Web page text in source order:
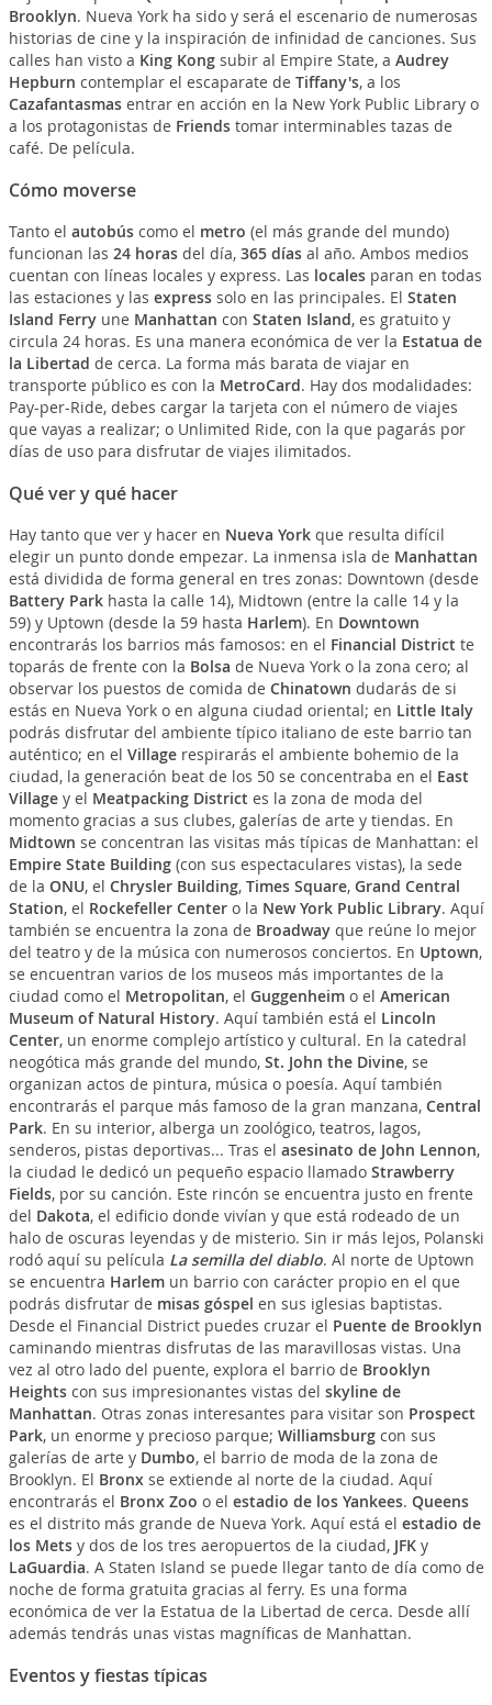
Brooklyn. Nueva York ha sido y será el escenario de numerosas
historias de cine y la inspiración de infinidad de canciones. Sus
calles han visto a King Kongsubir al Empire State, a Audrey
Hepburn contemplar el escaparate de Tiffany's, a los
Cazafantasmasentrar en acción en la New York Public Library o
a los protagonistas de Friendstomar interminables tazas de
café. De película.
Cómo moverse
Tanto el autobúscomo el metro (el más grande del mundo)
funcionan las 24 horasdel día, 365 díasal año. Ambos medios
cuentan con líneas locales y express. Las localesparan en todas
las estaciones y las expresssolo en las principales. El Staten
Island Ferryune Manhattan con Staten Island, es gratuito y
circula 24 horas. Es una manera económica de ver la Estatua de
la Libertad de cerca. La forma más barata de viajar en
transporte público es con la MetroCard. Hay dos modalidades:
Pay-per-Ride, debes cargar la tarjeta con el número de viajes
que vayas a realizar; o Unlimited Ride, con la que pagarás por
días de uso para disfrutar de viajes ilimitados.
Qué ver y qué hacer
Hay tanto que ver y hacer en Nueva Yorkque resulta difícil
elegir un punto donde empezar. La inmensa isla de Manhattan
está dividida de forma general en tres zonas: Downtown (desde
Battery Parkhasta la calle 14), Midtown (entre la calle 14 y la
59) y Uptown (desde la 59 hasta Harlem). En Downtown
encontrarás los barrios más famosos: en el Financial District te
toparás de frente con la Bolsa de Nueva York o la zona cero; al
observar los puestos de comida de Chinatown dudarás de si
estás en Nueva York o en alguna ciudad oriental; en Little Italy
podrás disfrutar del ambiente típico italiano de este barrio tan
auténtico; en el Villagerespirarás el ambiente bohemio de la
ciudad, la generación beat de los 50 se concentraba en el East
Villagey el Meatpacking District es la zona de moda del
momento gracias a sus clubes, galerías de arte y tiendas. En
Midtown se concentran las visitas más típicas de Manhattan: el
Empire State Building(con sus espectaculares vistas), la sede
de la ONU, el Chrysler Building, Times Square, Grand Central
Station, el Rockefeller Centero la New York Public Library. Aquí
también se encuentra la zona de Broadwayque reúne lo mejor
del teatro y de la música con numerosos conciertos. En Uptown,
se encuentran varios de los museos más importantes de la
ciudad como el Metropolitan, el Guggenheimo el American
Museum of Natural History. Aquí también está el Lincoln
Center, un enorme complejo artístico y cultural. En la catedral
neogótica más grande del mundo, St. John the Divine, se
organizan actos de pintura, música o poesía. Aquí también
encontrarás el parque más famoso de la gran manzana, Central
Park. En su interior, alberga un zoológico, teatros, lagos,
senderos, pistas deportivas... Tras el asesinato de John Lennon,
la ciudad le dedicó un pequeño espacio llamado Strawberry
Fields, por su canción. Este rincón se encuentra justo en frente
del Dakota, el edificio donde vivían y que está rodeado de un
halo de oscuras leyendas y de misterio. Sin ir más lejos, Polanski
rodó aquí su película La semilla del diablo. Al norte de Uptown
se encuentra Harlemun barrio con carácter propio en el que
podrás disfrutar de misas góspel en sus iglesias baptistas.
Desde el Financial District puedes cruzar el Puente de Brooklyn
caminando mientras disfrutas de las maravillosas vistas. Una
vez al otro lado del puente, explora el barrio de Brooklyn
Heightscon sus impresionantes vistas del skyline de
Manhattan. Otras zonas interesantes para visitar son Prospect
Park, un enorme y precioso parque; Williamsburgcon sus
galerías de arte y Dumbo, el barrio de moda de la zona de
Brooklyn. El Bronxse extiende al norte de la ciudad. Aquí
encontrarás el Bronx Zoo o el estadio de los Yankees. Queens
es el distrito más grande de Nueva York. Aquí está el estadio de
los Metsy dos de los tres aeropuertos de la ciudad, JFKy
LaGuardia. A Staten Island se puede llegar tanto de día como de
noche de forma gratuita gracias al ferry. Es una forma
económica de ver la Estatua de la Libertad de cerca. Desde allí
además tendrás unas vistas magníficas de Manhattan.
Eventos y fiestas típicas